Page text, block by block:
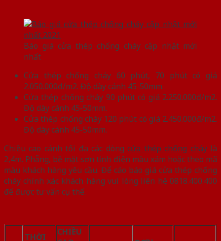
Báo giá cửa thép chống cháy cập nhật mới
nhất
Cửa thép chống cháy 60 phút, 70 phút có giá
2.050.000đ/m2. Độ dày cánh 45-50mm.
Cửa thép chống cháy 90 phút có giá 2.250.000đ/m2.
Độ dày cánh 45-50mm.
Cửa thép chống cháy 120 phút có giá 2.450.000đ/m2.
Độ dày cánh 45-50mm.
Chiều cao cánh tối đa các dòngcửa thép chống cháylà
2,4m. Phẵng, bề mặt sơn tỉnh điện màu xám hoặc theo mã
màu khách hàng yêu cầu. Để cáo báo giá cửa thép chống
cháy chính xác khách hàng vui lòng liên hệ 0818.400.400
để được tư vấn cụ thể.
THỜI
CHIỀU